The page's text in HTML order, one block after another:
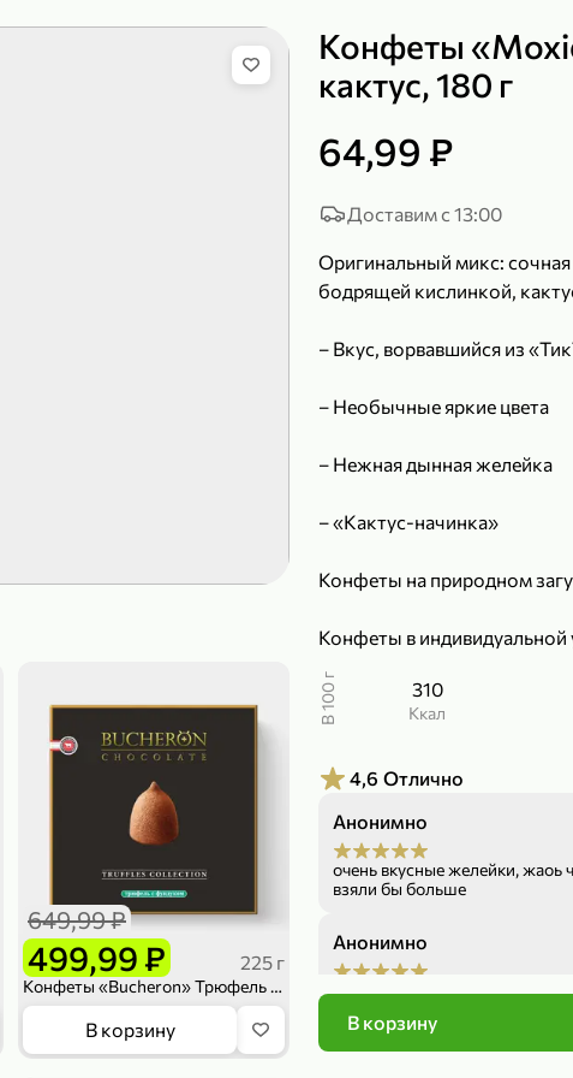
499,99 ₽
649,99 ₽
225 г
Конфеты «Bucheron» Трюфель с цельным фундуком, 225 г
В корзину
Конфеты
кактус, 180 г
64,99 ₽
Доставим с 13:00
Оригинальный микс:
бодрящей кислинкой,
– Вкус, ворвавшийся из
– Необычные яркие цвета
– Нежная дынная желейка
– «Кактус-начинка»
Конфеты на природном
Конфеты в индивидуальной
В 100 г 310
ккал
4,6 Отлично
Анонимно
очень вкусные желейки, жаоь
взяли бы больше
Анонимно
Вкусные, свежие
В корзину
120 г
189,99 ₽
Риет «Сибагро» с кедровыми орехами, 150 г
299,99 ₽
Манго «Good
В
149,99 ₽
169,99 ₽
4,6